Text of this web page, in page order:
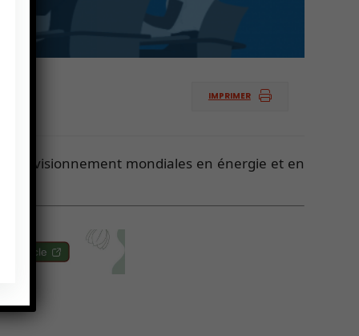
IMPRIMER
mondiales en énergie et en